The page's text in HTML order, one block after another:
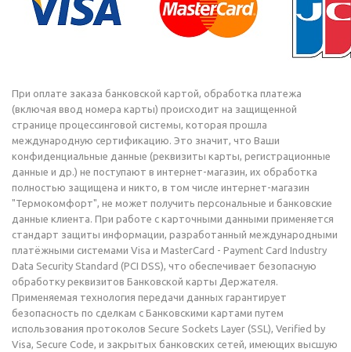
При оплате заказа банковской картой, обработка платежа
(включая ввод номера карты) происходит на защищенной
странице процессинговой системы, которая прошла
международную сертификацию. Это значит, что Ваши
конфиденциальные данные (реквизиты карты, регистрационные
данные и др.) не поступают в интернет-магазин, их обработка
полностью защищена и никто, в том числе интернет-магазин
"Термокомфорт", не может получить персональные и банковские
данные клиента. При работе с карточными данными применяется
стандарт защиты информации, разработанный международными
платёжными системами Visa и MasterCard - Payment Card Industry
Data Security Standard (PCI DSS), что обеспечивает безопасную
обработку реквизитов Банковской карты Держателя.
Применяемая технология передачи данных гарантирует
безопасность по сделкам с Банковскими картами путем
использования протоколов Secure Sockets Layer (SSL), Verified by
Visa, Secure Code, и закрытых банковских сетей, имеющих высшую